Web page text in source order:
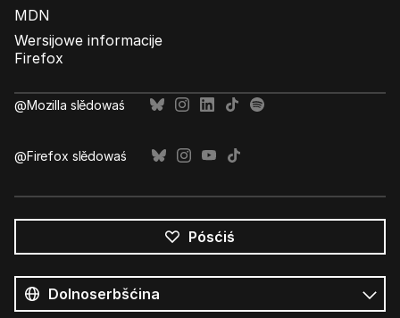
MDN
Wersijowe informacije
Firefox
@Mozilla slědowaś
@Firefox slědowaś
Pósćiś
rěcy
Rěc